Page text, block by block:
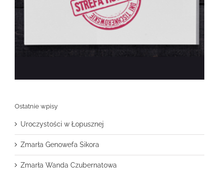
Ostatnie wpisy
Uroczystości w Łopusznej
Zmarła Genowefa Sikora
Zmarła Wanda Czubernatowa